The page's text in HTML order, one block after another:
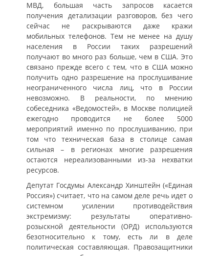
МВД, большая часть запросов касается
получения детализации разговоров, без чего
сейчас не раскрываются даже кражи
мобильных телефонов. Тем не менее на душу
населения в России таких разрешений
получают во много раз больше, чем в США. Это
связано прежде всего с тем, что в США можно
получить одно разрешение на прослушивание
неограниченного числа лиц, что в России
невозможно. В реальности, по мнению
собеседника «Ведомостей», в Москве полицией
ежегодно проводится не более 5000
мероприятий именно по прослушиванию, при
том что техническая база в столице самая
сильная – в регионах многие разрешения
остаются нереализованными из-за нехватки
ресурсов.
Депутат Госдумы Александр Хинштейн («Единая
Россия») считает, что на самом деле речь идет о
системном усилении противодействия
экстремизму: результаты оперативно-
розыскной деятельности (ОРД) используются
безотносительно к тому, есть ли в деле
политическая составляющая. Правозащитники